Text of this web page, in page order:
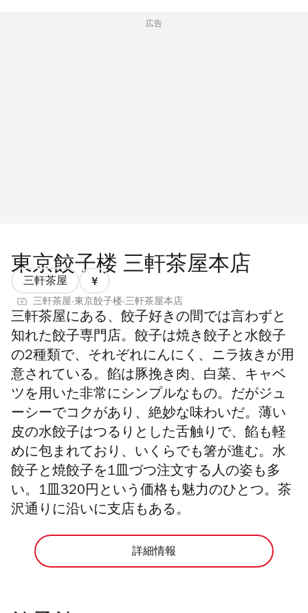
広告
東京餃子楼 三軒茶屋本店
三軒茶屋
価
格
1/4
三軒茶屋-東京餃子楼-三軒茶屋本店
三軒茶屋にある、餃子好きの間では言わずと
知れた餃子専門店。餃子は焼き餃子と水餃子
の2種類で、それぞれにんにく、ニラ抜きが用
意されている。餡は豚挽き肉、白菜、キャベ
ツを用いた非常にシンプルなもの。だがジュ
ーシーでコクがあり、絶妙な味わいだ。薄い
皮の水餃子はつるりとした舌触りで、餡も軽
めに包まれており、いくらでも箸が進む。水
餃子と焼餃子を1皿づつ注文する人の姿も多
い。1皿320円という価格も魅力のひとつ。茶
沢通りに沿いに支店もある。
詳細情報